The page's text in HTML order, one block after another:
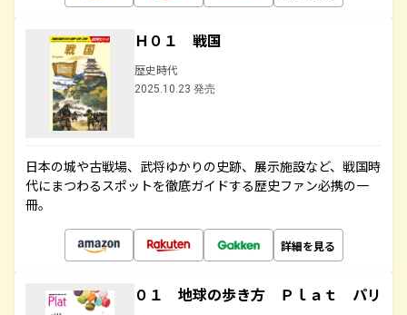
Ｈ０１ 戦国
歴史時代
2025.10.23 発売
日本の城や古戦場、武将ゆかりの史跡、展示施設など、戦国時
代にまつわるスポットを徹底ガイドする歴史ファン必携の一
冊。
詳細を見る
０１ 地球の歩き方 Ｐｌａｔ パリ